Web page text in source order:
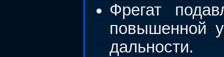
Фрегат
повышенной
дальности.